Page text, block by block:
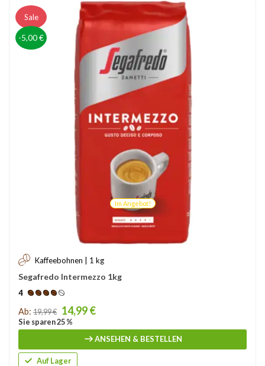
Sale
-5,00 €
Im Angebot!
Kaffeebohnen | 1 kg
Segafredo Intermezzo 1kg
4
Price
Ab: 19,99 € 14,99 €
Sie sparen 25 %
ANSEHEN & BESTELLEN
Auf Lager